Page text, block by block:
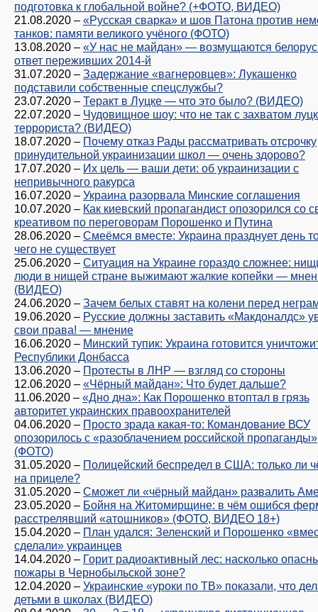
подготовка к глобальной войне? (+ФОТО, ВИДЕО)
21.08.2020 – «Русская сварка» и шов Патона против
танков: памяти великого учёного (ФОТО)
13.08.2020 – «У нас не майдан» — возмущаются
ответ переживших 2014-й
31.07.2020 – Задержание «вагнеровцев»: Лукашенко
подставили собственные спецслужбы?
23.07.2020 – Теракт в Луцке — что это было? (ВИДЕО)
22.07.2020 – Чудовищное шоу: что не так с захватом
террориста? (ВИДЕО)
18.07.2020 – Почему отказ Рады рассматривать отсрочку
принудительной украинизации школ — очень здорово?
17.07.2020 – Их цель — ваши дети: об украинизации с
непривычного ракурса
16.07.2020 – Украина разорвала Минские соглашения
10.07.2020 – Как киевский пропагандист опозорился со
креативом по переговорам Порошенко и Путина
28.06.2020 – Смеёмся вместе: Украина празднует день
чего не существует
25.06.2020 – Ситуация на Украине гораздо сложнее:
люди в нищей стране выжимают жалкие копейки —
(ВИДЕО)
24.06.2020 – Зачем белых ставят на колени перед
19.06.2020 – Русские должны заставить «Макдоналдс»
свои права! — мнение
16.06.2020 – Минский тупик: Украина готовится
Республики Донбасса
13.06.2020 – Протесты в ЛНР — взгляд со стороны
12.06.2020 – «Чёрный майдан»: Что будет дальше?
11.06.2020 – «Дно дна»: Как Порошенко втоптал в грязь
авторитет украинских правоохранителей
04.06.2020 – Просто зрада какая-то: Командование ВСУ
опозорилось с «разоблачением российской пропаганды»
(ФОТО)
31.05.2020 – Полицейский беспредел в США: только ли
на прицеле?
31.05.2020 – Сможет ли «чёрный майдан» развалить
23.05.2020 – Бойня на Житомирщине: в чём ошибся
расстрелявший «атошников» (ФОТО, ВИДЕО 18+)
15.04.2020 – План удался: Зеленский и Порошенко
сделали» украинцев
14.04.2020 – Горит радиоактивный лес: насколько
пожары в Чернобыльской зоне?
12.04.2020 – Украинские «уроки по ТВ» показали, что
детьми в школах (ВИДЕО)